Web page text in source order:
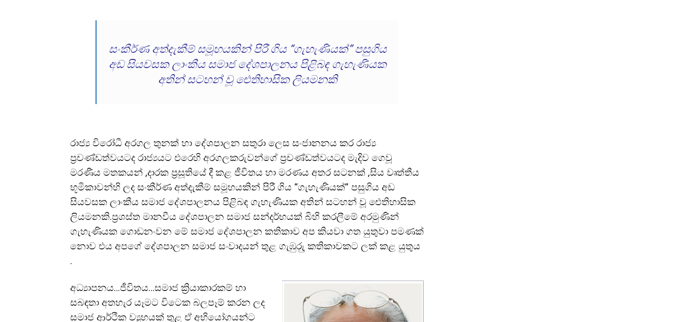
සංකීර්ණ අත්දැකීම් සමූහයකින් පිරී ගිය “ගැහැණියක්” පසුගිය
අඩ සියවසක ලාංකීය සමාජ දේශපාලනය පිළිබඳ ගැහැණියක
අතින් සටහන් වූ ඓතිහාසික ලියමනකි
රාජ් ය විරෝධී අරගල තුනක් හා දේශපාලන සතුරා ලෙස සංජානනය කර රාජ්
ප්රචණ්ඩත්වයටද රාජ්යයට එරෙහි අරගලකරුවන්ගේ ප්රචණ්ඩත්වයටද මැදිව ගෙවූ
මරණීය මතකයන් ,දාරක ප්රසූතියේ දී කළ ජීවිතය හා මරණය අතර සටනක් ,සිය වෘත්තීය
භූමිකාවන්හි ලද සංකීර්ණ අත්දැකීම් සමූහයකින් පිරී ගිය “ගැහැණියක්” පසුගිය අඩ
සියවසක ලාංකීය සමාජ දේශපාලනය පිළිබඳ ගැහැණියක අතින් සටහන් වූ ඓතිහාසික
ලියමනකි.ප්රශස්ත මානවීය දේශපාලන සමාජ සන්දර්භයක් බිහි කරලීමේ අරමුණින්
ගැහැණියක ගොඩනංවන මේ සමාජ දේශපාලන කතිකාව අප කියවා ගත යුතුවා පමණක්
නොව එය අපගේ දේශපාලන සමාජ සංවාදයන් තුළ ගැඹුරුු කතිකාවකට ලක් කළ යුතුය
.
අධ්යාපනය…ජීවිතය…සමාජ ක්රියාකාරකම් හා
සබඳතා අතහැර යෑමට විටෙක බලපෑම් කරන ලද
සමාජ ආර්ථික ව්යුහයක් තුළ ඒ අභියෝගයන්ට